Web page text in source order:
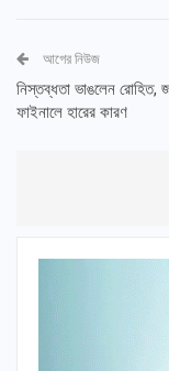
আগের নিউজ
নিস্তব্ধতা ভাঙলেন রোহিত,
ফাইনালে হারের কারণ